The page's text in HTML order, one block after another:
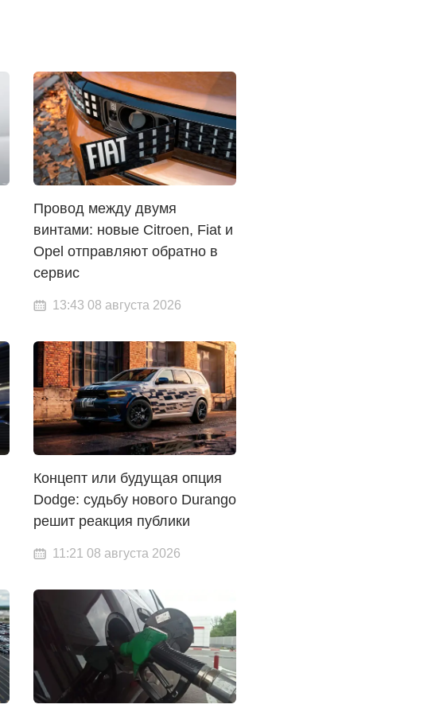
Провод между двумя
винтами: новые Citroen, Fiat и
Opel отправляют обратно в
сервис
13:43 08 августа 2026
Концепт или будущая опция
Dodge: судьбу нового Durango
решит реакция публики
11:21 08 августа 2026